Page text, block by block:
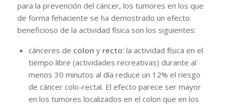
para la prevención del cáncer, los tumores en los que
de forma fehaciente se ha demostrado un efecto
beneficioso de la actividad física son los siguientes:
cánceres de colon y recto: la actividad física en el
tiempo libre (actividades recreativas) durante al
menos 30 minutos al día reduce un 12% el riesgo
de cáncer colo-rectal. El efecto parece ser mayor
en los tumores localizados en el colon que en los